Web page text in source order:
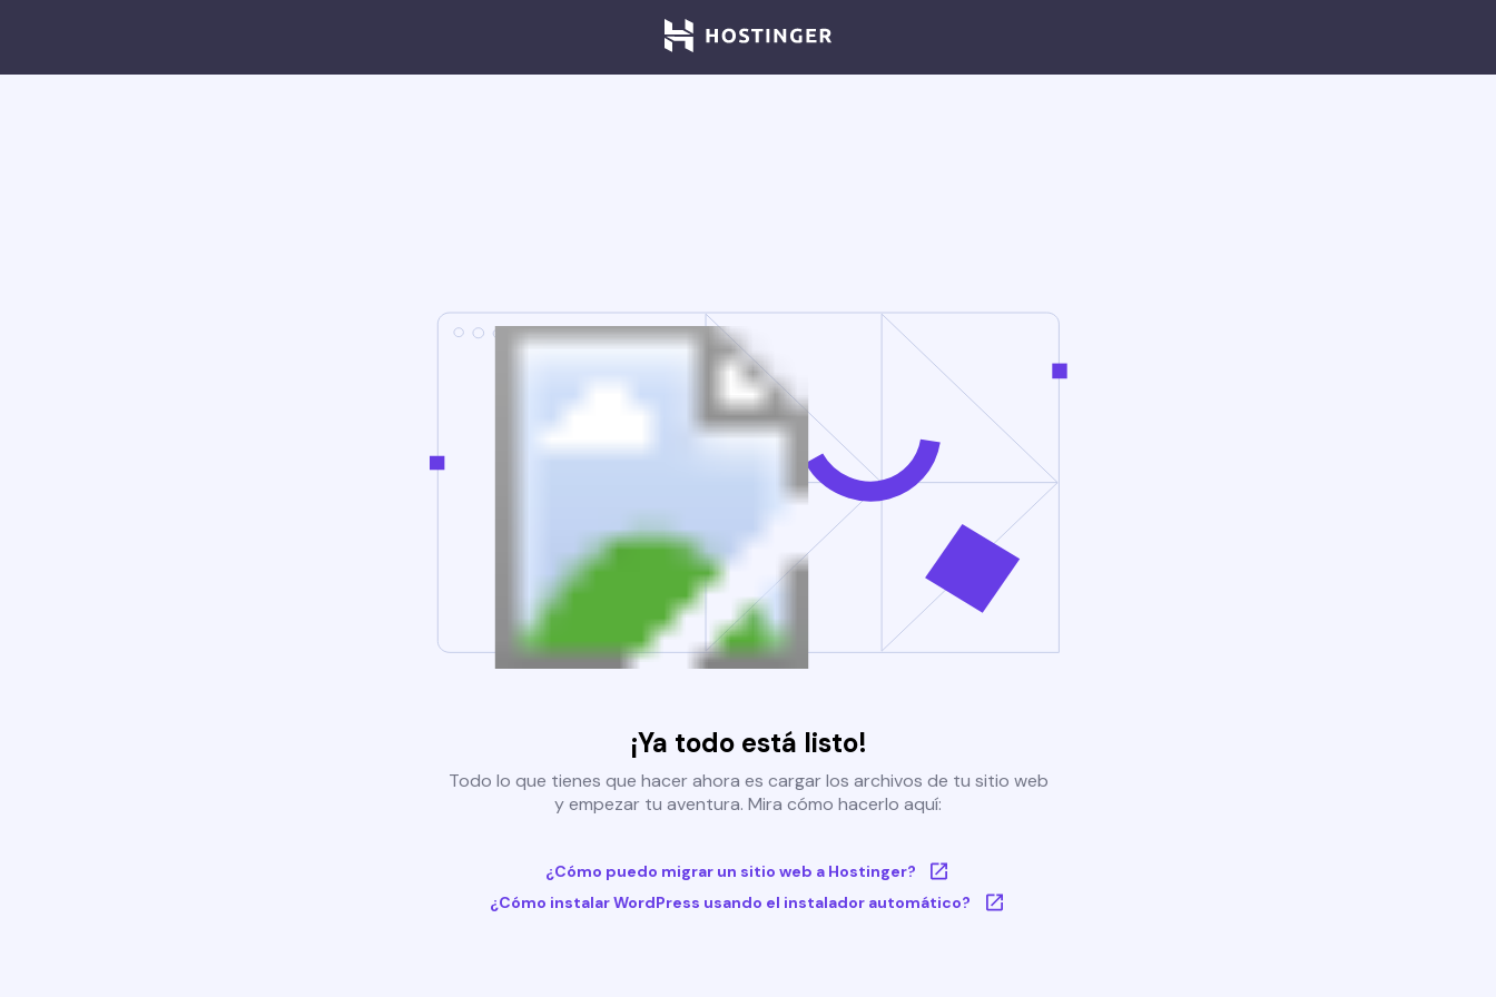
¡Ya todo está listo!
Todo lo que tienes que hacer ahora es cargar los archivos de tu sitio web
y empezar tu aventura. Mira cómo hacerlo aquí:
¿Cómo puedo migrar un sitio web a Hostinger?
¿Cómo instalar WordPress usando el instalador automático?